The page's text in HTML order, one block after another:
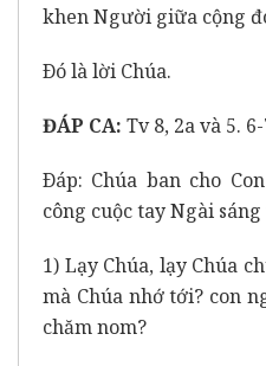
khen Người giữa cộng
Ðó là lời Chúa.
ĐÁP CA: Tv 8, 2a và 5.
Ðáp: Chúa ban cho
công cuộc tay Ngài sáng
1) Lạy Chúa, lạy Chúa
mà Chúa nhớ tới? con
chăm nom?